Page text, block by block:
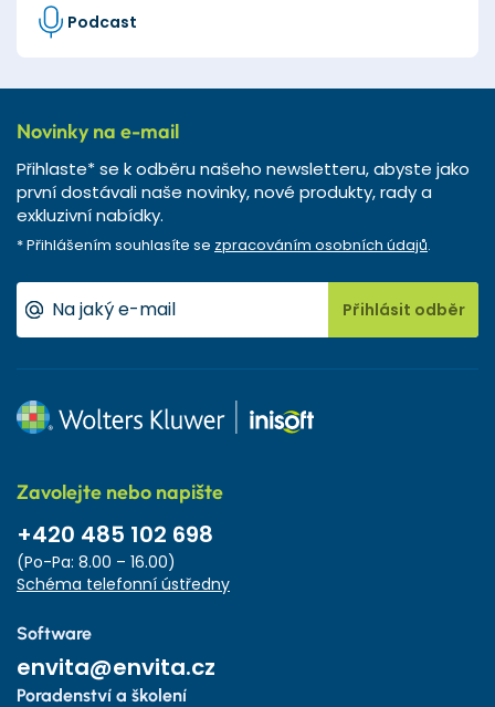
Podcast
Novinky na e-mail
Přihlaste* se k odběru našeho newsletteru, abyste jako
první dostávali naše novinky, nové produkty, rady a
exkluzivní nabídky.
* Přihlášením souhlasíte se zpracováním osobních údajů.
Přihlásit odběr
Zavolejte nebo napište
+420 485 102 698
(Po-Pa: 8.00 – 16.00)
Schéma telefonní ústředny
Software
envita@envita.cz
Poradenství a školení